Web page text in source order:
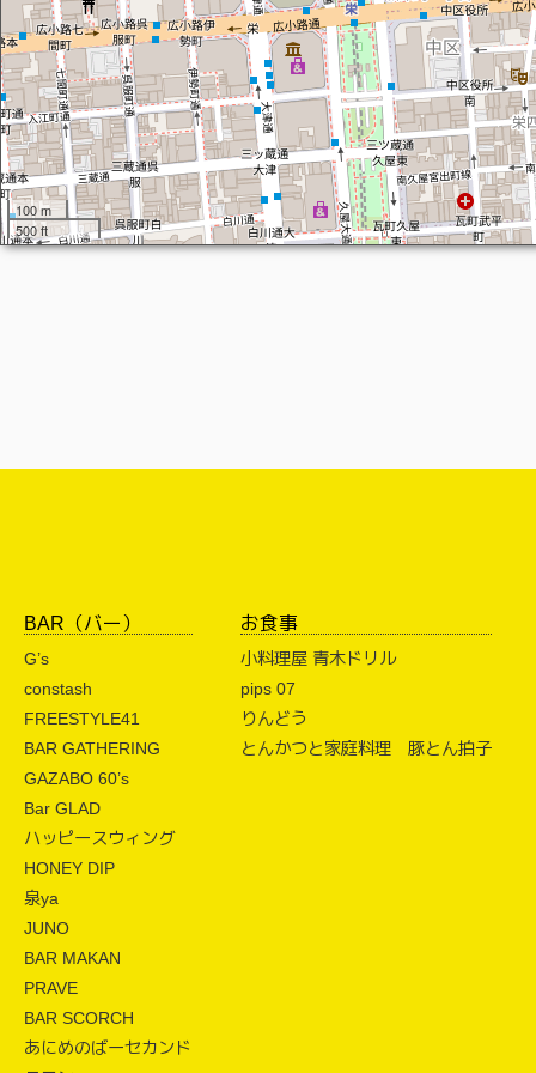
100 m
500 ft
BAR（バー）
G’s
constash
FREESTYLE41
BAR GATHERING
GAZABO 60’s
Bar GLAD
ハッピースウィング
HONEY DIP
泉ya
JUNO
BAR MAKAN
PRAVE
BAR SCORCH
あにめのばーセカンド
お食事
小料理屋 青木ドリル
pips 07
りんどう
とんかつと家庭料理 豚とん拍子